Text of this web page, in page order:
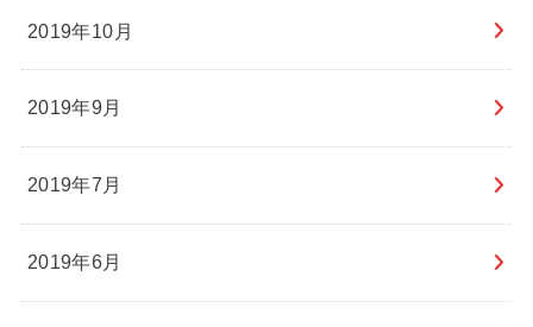
2019年10月
2019年9月
2019年7月
2019年6月